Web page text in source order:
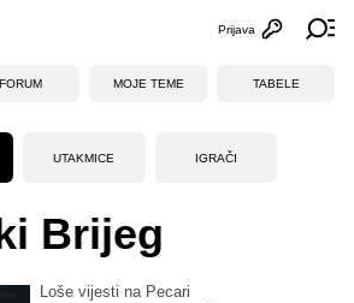
Otvori
Prijava
FORUM MOJE TEME TABELE
UTAKMICE IGRAČI
Brijeg
Loše vijesti na Pecari